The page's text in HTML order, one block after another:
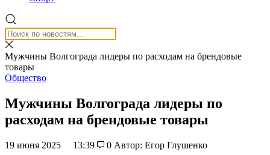
Мужчины Волгограда лидеры по расходам на брендовые
товары
Общество
Мужчины Волгограда лидеры по
расходам на брендовые товары
19 июня 2025 13:39 0 Автор: Егор Глушенко